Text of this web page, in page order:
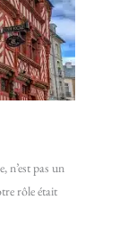
n’est pas un
rôle était